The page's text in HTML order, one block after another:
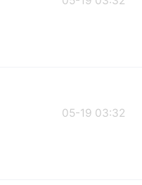
05-19 03:32